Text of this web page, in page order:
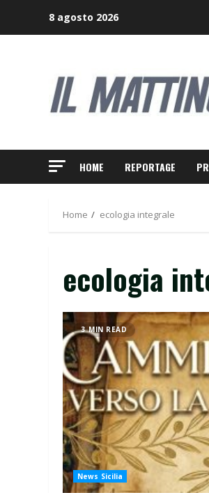
8 agosto 2026
HOME REPORTAGE
Home ecologia integrale
ecologia
3 MIN READ
News Sicilia